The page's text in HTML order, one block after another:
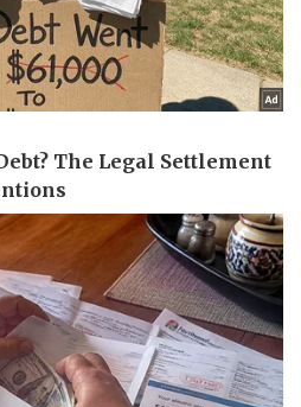
Quân sự - Quốc phòng
Phân tích